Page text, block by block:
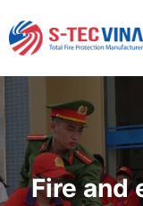
Fire and